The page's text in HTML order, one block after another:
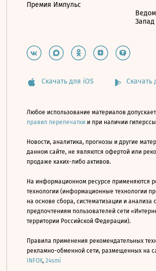
Премия Импульс
Запад
Скачать для iOS Скачать
Любое использование материалов
правил перепечатки и при наличии
Новости, аналитика, прогнозы и другие
данном сайте, не являются офертой или
продаже каких-либо активов.
На информационном ресурсе применяются
технологии (информационные технологии
на основе сбора, систематизации и анализа
предпочтениям пользователей сети
территории Российской Федерации).
Правила применения рекомендательных
рекламно-обменной сети, размещенных на
INFOX, 24smi